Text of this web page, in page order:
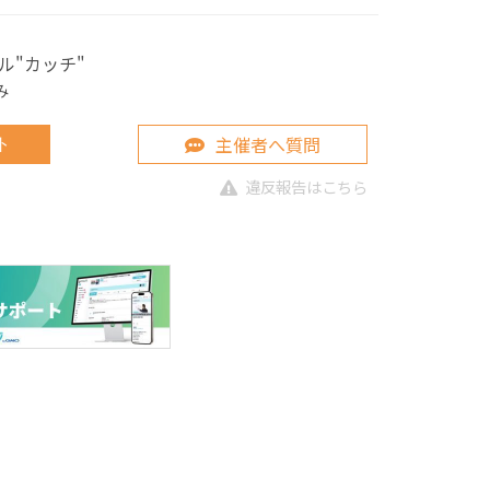
"カッチ"
主催者へ質問
違反報告はこちら